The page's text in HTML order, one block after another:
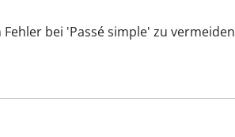
bei 'Passé simple' zu